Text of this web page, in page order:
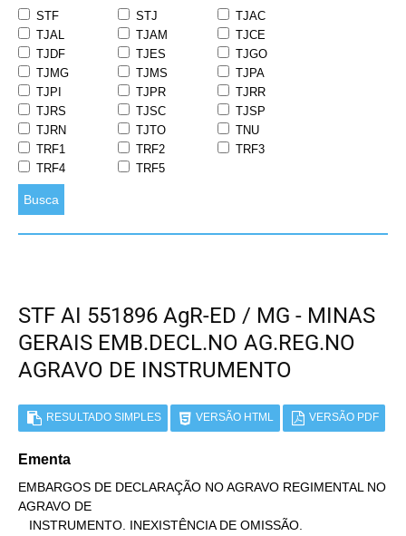
STF STJ
TJAC
TJAL
TJAM
TJCE
TJDF
TJES
TJGO
TJMG
TJMS
TJPA
TJPI
TJPR
TJRR
TJRS
TJSC
TJSP
TJRN
TJTO
TNU
TRF1
TRF2
TRF3
TRF4
TRF5
Busca
STF AI 551896 AgR-ED / MG - MINAS
GERAIS EMB.DECL.NO AG.REG.NO
AGRAVO DE INSTRUMENTO
RESULTADO SIMPLES VERSÃO HTML VERSÃO PDF
Ementa
EMBARGOS DE DECLARAÇÃO NO AGRAVO REGIMENTAL NO
AGRAVO DE